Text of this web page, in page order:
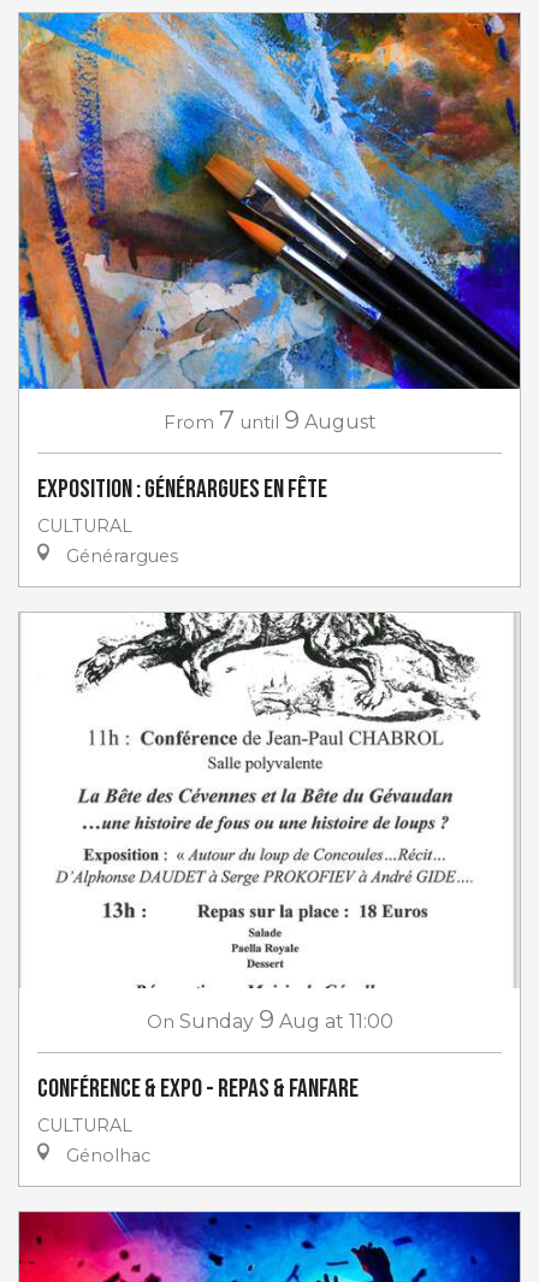
From 7 until 9 August
Exposition : Générargues en Fête
CULTURAL
Générargues
On Sunday 9 Aug at 11:00
Conférence & Expo - Repas & Fanfare
CULTURAL
Génolhac